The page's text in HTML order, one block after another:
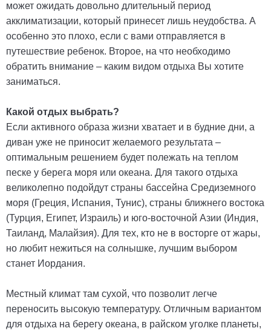
может ожидать довольно длительный период
акклиматизации, который принесет лишь неудобства. А
особенно это плохо, если с вами отправляется в
путешествие ребенок. Второе, на что необходимо
обратить внимание – каким видом отдыха Вы хотите
заниматься.
Какой отдых выбрать?
Если активного образа жизни хватает и в будние дни, а
диван уже не приносит желаемого результата –
оптимальным решением будет полежать на теплом
песке у берега моря или океана. Для такого отдыха
великолепно подойдут страны бассейна Средиземного
моря (Греция, Испания, Тунис), страны ближнего востока
(Турция, Египет, Израиль) и юго-восточной Азии (Индия,
Таиланд, Малайзия). Для тех, кто не в восторге от жары,
но любит нежиться на солнышке, лучшим выбором
станет Иордания.
Местный климат там сухой, что позволит легче
переносить высокую температуру. Отличным вариантом
для отдыха на берегу океана, в райском уголке планеты,